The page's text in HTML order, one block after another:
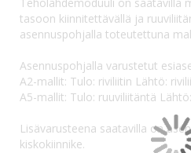
tasoon kiinnitettävällä ja
asennuspohjalla toteutettuna
Asennuspohjalla varustetut
A2-mallit: Tulo: riviliitin Lähtö:
A5-mallit: Tulo: ruuviliitäntä
Lisävarusteena saatavilla on
kiskokiinnike.